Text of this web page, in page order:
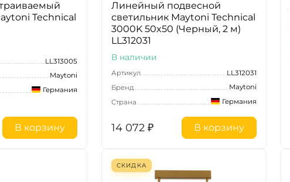
Technical
LL313005
Maytoni
Германия
В корзину
Линейный подвесной
светильник Maytoni Technical
3000K 50x50 (Черный, 2 м)
LL312031
В наличии
Артикул
LL312031
Бренд
Maytoni
Страна
Германия
14 072 ₽ В корзину
СКИДКА